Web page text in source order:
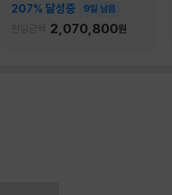
207% 달성중 9일 남음
펀딩금액 2,070,800원